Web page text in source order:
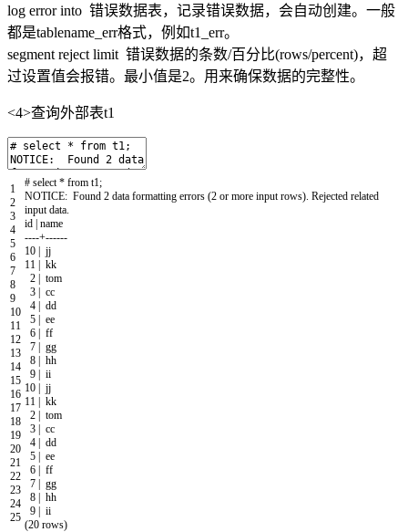
log error into 错误数据表，记录错误数据，会自动创建。一般
都是tablename_err格式，例如t1_err。
segment reject limit 错误数据的条数/百分比(rows/percent)，超
过设置值会报错。最小值是2。用来确保数据的完整性。
<4>查询外部表t1
1
2
3
4
5
6
7
8
9
10
11
12
13
14
15
16
17
18
19
20
21
22
23
24
25
# select * from t1;
NOTICE: Found 2 data formatting errors (2 or more input rows) Rejected related
input data
id | name
----+------
10 | jj
11 | kk
2 | tom
3 | cc
4 | dd
5 | ee
6 | ff
7 | gg
8 | hh
9 | ii
10 | jj
11 | kk
2 | tom
3 | cc
4 | dd
5 | ee
6 | ff
7 | gg
8 | hh
9 | ii
(20 rows)